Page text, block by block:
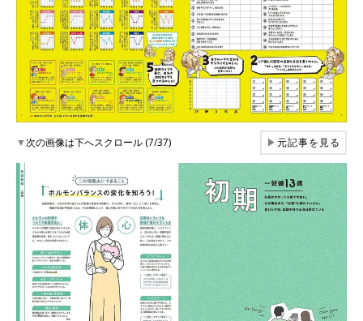
▼次の画像は下へスクロール (7/37) ▶元記事を見る